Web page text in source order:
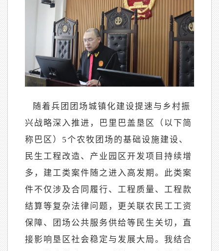
随着兵团团场城镇化建设提速与乡村振
兴战略深入推进，巴里巴盖垦区（以下简
称巴区） 5个农牧团场的基础设施建设、
民生工程改造、产业园区开发项目持续增
多，建工类案件随之进入高发期。此类案
件不仅涉及合同履行、工程质量、工程款
结算等复杂法律问题，更关联农民工工资
保障、团场公共服务供给等民生关切，直
接影响垦区社会稳定与发展大局。我结合